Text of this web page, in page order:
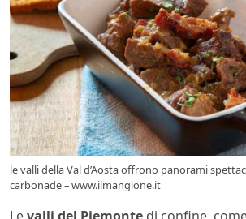
le valli della Val d’Aosta offrono panorami
carbonade – www.ilmangione.it